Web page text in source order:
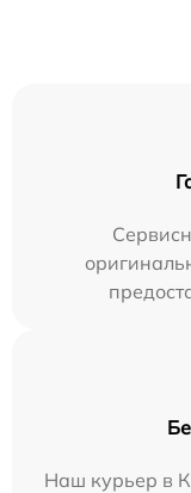
Наш курьер в